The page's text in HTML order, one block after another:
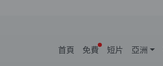
首頁 免費 短片 亞洲